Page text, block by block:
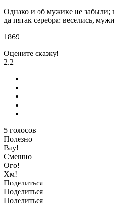
Однако и об мужике не забыли;
да пятак серебра: веселись,
1869
Оцените сказку!
2.2
5 голосов
Полезно
Вау!
Смешно
Ого!
Хм!
Поделиться
Поделиться
Поделиться